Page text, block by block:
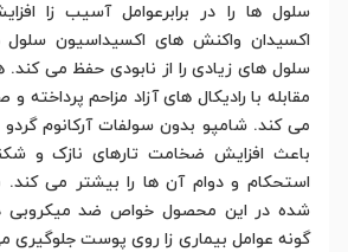
سلول ها را در برابرعوامل آسیب زا
اکسیدان واکنش های اکسیداسیون
سلول های زیادی را از نابودی حفظ می کند.
مقابله با رادیکال های آزاد مزاحم پرداخته
می کند. شامپو بدون سولفات آرکانوم گردو
باعث افزایش ضخامت تارهای نازک و
استحکام و دوام آن ها را بیشتر می کند.
شده در این محصول خواص ضد میکروبی
گونه عوامل بیماری زا روی پوست جلوگیری